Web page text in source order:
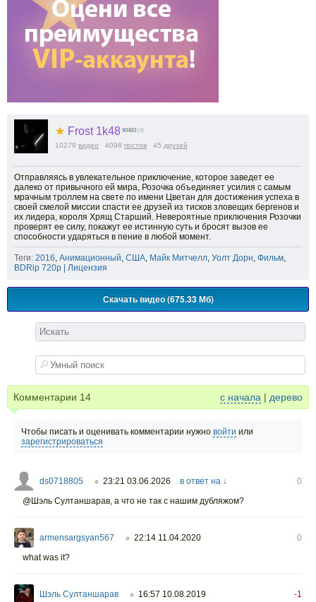
★ Frost 1k48 90483 | 0
10279 видео 4098 постов 45 друзей
Отправляясь в увлекательное приключение, которое заведет ее
далеко от привычного ей мира, Розочка объединяет усилия с самым
мрачным троллем на свете по имени Цветан для достижения успеха в
своей смелой миссии спасти ее друзей из тисков зловещих бергенов и
их лидера, короля Хрящ Старший. Невероятные приключения Розочки
проверят ее силу, покажут ее истинную суть и бросят вызов ее
способности ударяться в пение в любой момент.
Теги: 2016, Анимационный, США, Майк Митчелл, Уолт Дорн, Фильм,
BDRip 720p | Лицензия
Скачать видео (675.33 Мб)
Комментарии 14 с начала | дерево
Чтобы писать и оценивать комментарии нужно войти или
зарегистрироваться
ds0718805 ○ 23:21 03.06.2026 в ответ на ↓
0
@Шэль Султаншарав, а что не так с нашим дубляжом?
armensargsyan567 ○ 22:14 11.04.2020
0
what was it?
Шэль Султаншарав ○ 16:57 10.08.2019
-1